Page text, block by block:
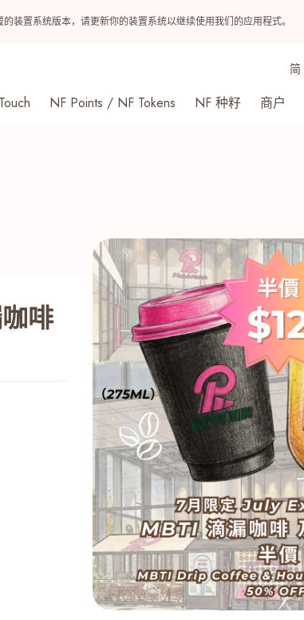
置系统版本，请更新你的装置系统以继续使用我们的应用程式。
简
NF Points / NF Tokens NF 种籽 商户
啡